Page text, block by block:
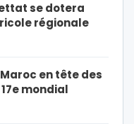
se dotera
régionale
en tête des
mondial